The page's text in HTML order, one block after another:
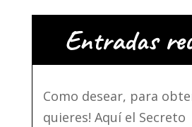
Entradas
Como desear, para
quieres! Aquí el Secreto